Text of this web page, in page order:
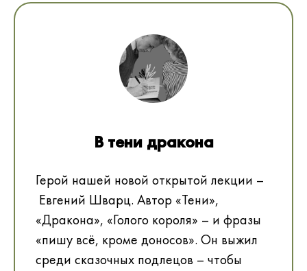
В тени дракона
Герой нашей новой открытой лекции –
Евгений Шварц. Автор «Тени»,
«Дракона», «Голого короля» – и фразы
«пишу всё, кроме доносов». Он выжил
среди сказочных подлецов – чтобы